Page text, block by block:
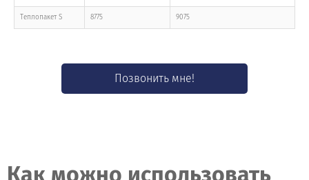
Тeплопакет S 8775 9075
Позвонить мне!
Как можно использовать